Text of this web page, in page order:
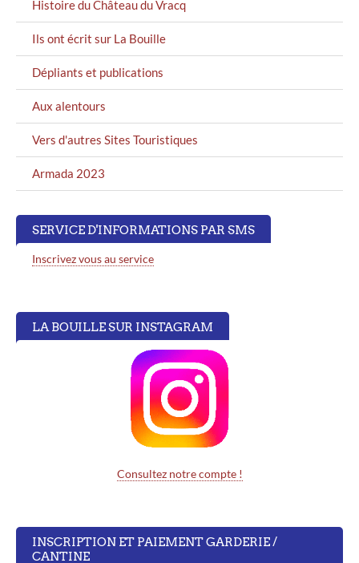
Histoire du Château du Vracq
Ils ont écrit sur La Bouille
Dépliants et publications
Aux alentours
Vers d'autres Sites Touristiques
Armada 2023
SERVICE D'INFORMATIONS PAR SMS
Inscrivez vous au service
LA BOUILLE SUR INSTAGRAM
Consultez notre compte !
INSCRIPTION ET PAIEMENT GARDERIE /
CANTINE